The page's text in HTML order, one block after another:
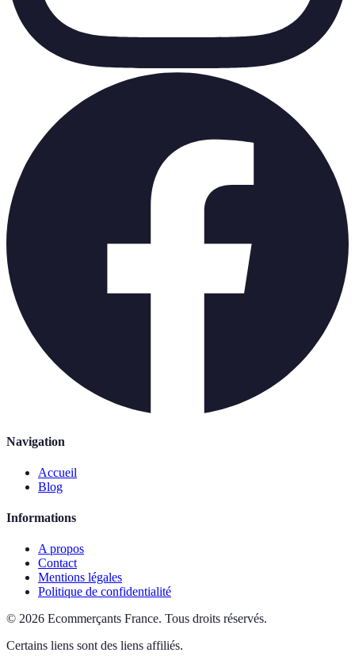
Navigation
Accueil
Blog
Informations
A propos
Contact
Mentions légales
Politique de confidentialité
© 2026 Ecommerçants France. Tous droits réservés.
Certains liens sont des liens affiliés.